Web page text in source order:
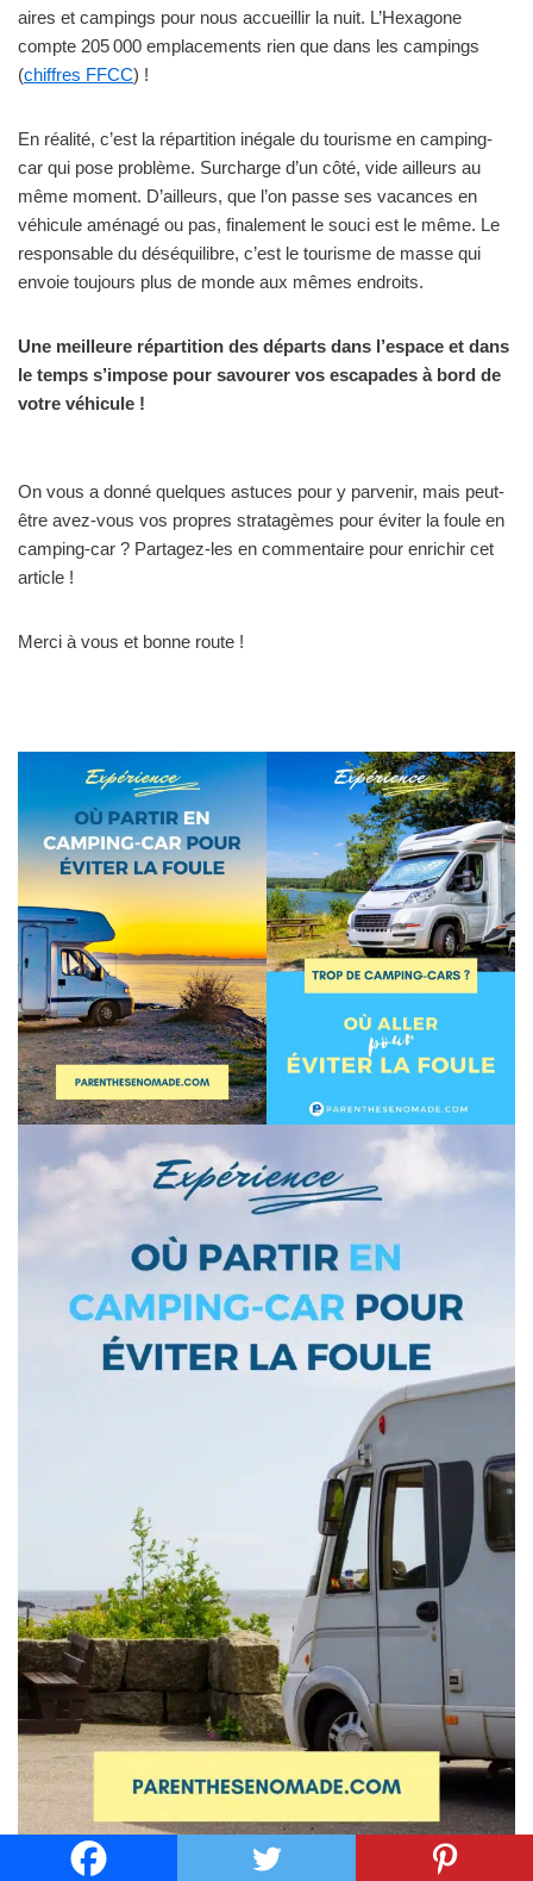
aires et campings pour nous accueillir la nuit. L’Hexagone
compte 205 000 emplacements rien que dans les campings
(chiffres FFCC) !
En réalité, c’est la répartition inégale du tourisme en camping-
car qui pose problème. Surcharge d’un côté, vide ailleurs au
même moment. D’ailleurs, que l’on passe ses vacances en
véhicule aménagé ou pas, finalement le souci est le même. Le
responsable du déséquilibre, c’est le tourisme de masse qui
envoie toujours plus de monde aux mêmes endroits.
Une meilleure répartition des départs dans l’espace et dans
le temps s’impose pour savourer vos escapades à bord de
votre véhicule !
On vous a donné quelques astuces pour y parvenir, mais peut-
être avez-vous vos propres stratagèmes pour éviter la foule en
camping-car ? Partagez-les en commentaire pour enrichir cet
article !
Merci à vous et bonne route !